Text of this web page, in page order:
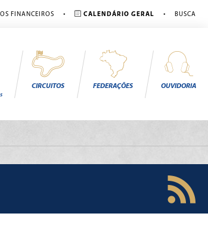
FINANCEIROS • CALENDÁRIO GERAL • BUSCA
CIRCUITOS FEDERAÇÕES OUVIDORIA